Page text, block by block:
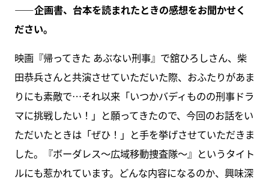
――企画書、台本を読まれたときの感想をお聞かせく
ださい。
映画『帰ってきた あぶない刑事』で舘ひろしさん、柴
田恭兵さんと共演させていただいた際、おふたりがあま
りにも素敵で…それ以来「いつかバディものの刑事ドラ
マに挑戦したい！」と願ってきたので、今回のお話をい
ただいたときは「ぜひ！」と手を挙げさせていただきま
した。『ボーダレス～広域移動捜査隊～』というタイト
ルにも惹かれています。どんな内容になるのか、興味深